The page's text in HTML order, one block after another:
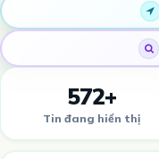
572+
Tin đang hiển thị